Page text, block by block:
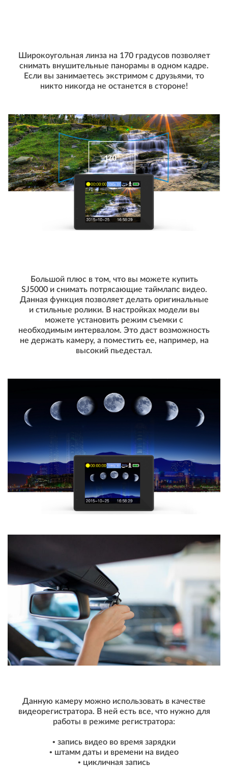
Широкоугольная линза на 170 градусов позволяет
снимать внушительные панорамы в одном кадре.
Если вы занимаетесь экстримом с друзьями, то
никто никогда не останется в стороне!
Большой плюс в том, что вы можете купить
SJ5000 и снимать потрясающие таймлапс видео.
Данная функция позволяет делать оригинальные
и стильные ролики. В настройках модели вы
можете установить режим съемки с
необходимым интервалом. Это даст возможность
не держать камеру, а поместить ее, например, на
высокий пьедестал.
Данную камеру можно использовать в качестве
видеорегистратора. В ней есть все, что нужно для
работы в режиме регистратора:
• запись видео во время зарядки
• штамм даты и времени на видео
• цикличная запись